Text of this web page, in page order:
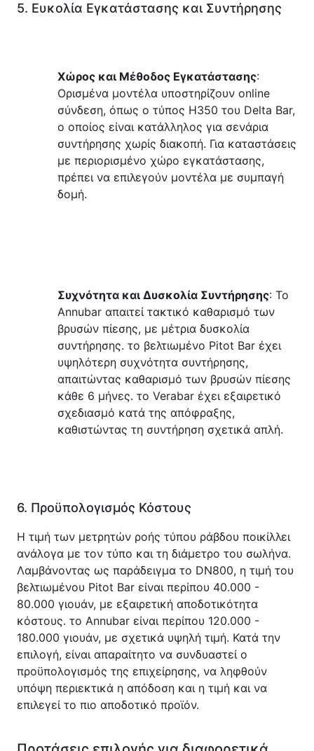
5. Ευκολία Εγκατάστασης και Συντήρησης
Χώρος και Μέθοδος Εγκατάστασης:
Ορισμένα μοντέλα υποστηρίζουν online
σύνδεση, όπως ο τύπος H350 του Delta Bar,
ο οποίος είναι κατάλληλος για σενάρια
συντήρησης χωρίς διακοπή. Για καταστάσεις
με περιορισμένο χώρο εγκατάστασης,
πρέπει να επιλεγούν μοντέλα με συμπαγή
δομή.
Συχνότητα και Δυσκολία Συντήρησης: Το
Annubar απαιτεί τακτικό καθαρισμό των
βρυσών πίεσης, με μέτρια δυσκολία
συντήρησης. το βελτιωμένο Pitot Bar έχει
υψηλότερη συχνότητα συντήρησης,
απαιτώντας καθαρισμό των βρυσών πίεσης
κάθε 6 μήνες. το Verabar έχει εξαιρετικό
σχεδιασμό κατά της απόφραξης,
καθιστώντας τη συντήρηση σχετικά απλή.
6. Προϋπολογισμός Κόστους
Η τιμή των μετρητών ροής τύπου ράβδου ποικίλλει
ανάλογα με τον τύπο και τη διάμετρο του σωλήνα.
Λαμβάνοντας ως παράδειγμα το DN800, η τιμή του
βελτιωμένου Pitot Bar είναι περίπου 40.000 -
80.000 γιουάν, με εξαιρετική αποδοτικότητα
κόστους. το Annubar είναι περίπου 120.000 -
180.000 γιουάν, με σχετικά υψηλή τιμή. Κατά την
επιλογή, είναι απαραίτητο να συνδυαστεί ο
προϋπολογισμός της επιχείρησης, να ληφθούν
υπόψη περιεκτικά η απόδοση και η τιμή και να
επιλεγεί το πιο αποδοτικό προϊόν.